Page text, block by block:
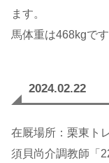
ます。
馬体重は468kgです
2024.02.22
在厩場所：栗東ト
須貝尚介調教師「